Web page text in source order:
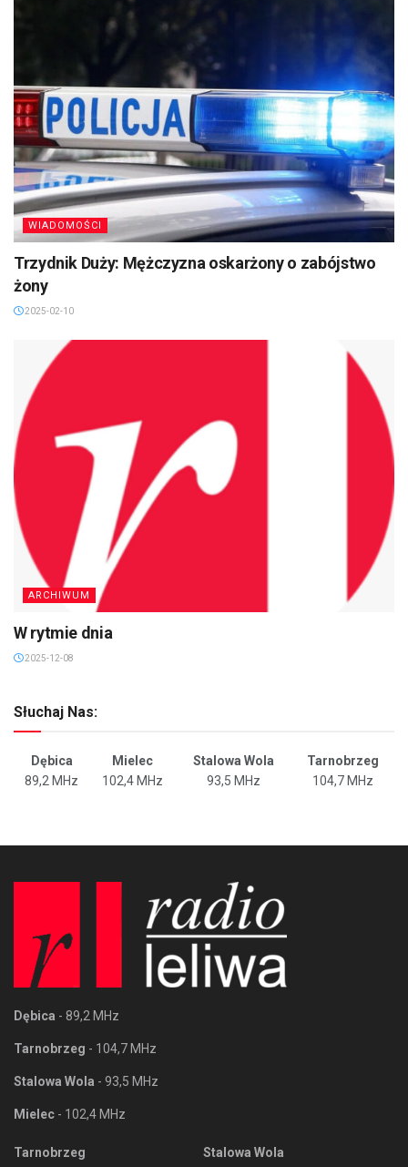
WIADOMOŚCI
Trzydnik Duży: Mężczyzna oskarżony o zabójstwo
żony
2025-02-10
ARCHIWUM
W rytmie dnia
2025-12-08
Słuchaj Nas:
Dębica Mielec Stalowa Wola
Tarnobrzeg
89,2 MHz
102,4 MHz 93,5 MHz 104,7 MHz
Dębica - 89,2 MHz
Tarnobrzeg - 104,7 MHz
Stalowa Wola - 93,5 MHz
Mielec - 102,4 MHz
Tarnobrzeg
Stalowa Wola